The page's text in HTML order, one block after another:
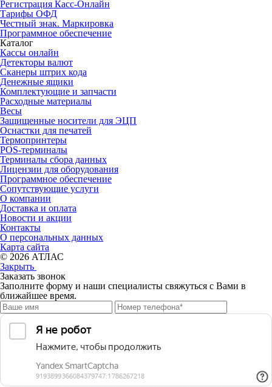
Регистрация Касс-Онлайн
Тарифы ОФД
Честный знак. Маркировка
Программное обеспечение
Каталог
Кассы онлайн
Детекторы валют
Сканеры штрих кода
Денежные ящики
Комплектующие и запчасти
Расходные материалы
Весы
Защищенные носители для ЭЦП
Оснастки для печатей
Термопринтеры
POS-терминалы
Терминалы сбора данных
Лицензии для оборудования
Программное обеспечение
Сопутствующие услуги
О компании
Доставка и оплата
Новости и акции
Контакты
О персональных данных
Карта сайта
© 2026 АТЛАС
Закрыть
Заказать звонок
Заполните форму и наши специалисты свяжуться с Вами в
ближайшее время.